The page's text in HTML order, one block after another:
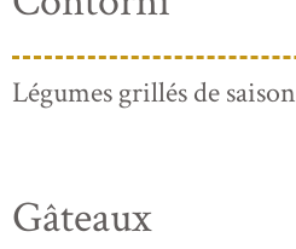
Légumes grillés de saison
Gâteaux